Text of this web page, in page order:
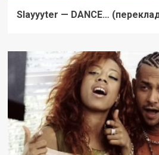
Slayyyter — DANCE…